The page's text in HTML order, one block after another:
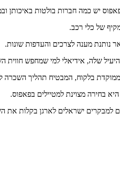
יש כמה חברות בולטות באיכותן
של כלי רכב.
נותנת מענה לצרכים והעדפות שונות.
היעיל שלה, אידיאלי למי שמחפש
בלקוח, המבטיח תהליך
בחירה מצוינת למטיילים בפאפוס.
למבקרים ישראלים לארגן בקלות